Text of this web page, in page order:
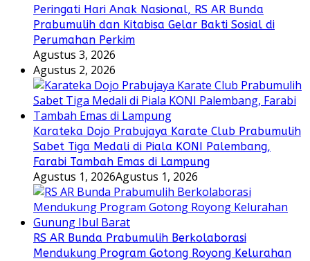
Peringati Hari Anak Nasional, RS AR Bunda
Prabumulih dan Kitabisa Gelar Bakti Sosial di
Perumahan Perkim
Agustus 3, 2026
Agustus 2, 2026
Karateka Dojo Prabujaya Karate Club Prabumulih
Sabet Tiga Medali di Piala KONI Palembang,
Farabi Tambah Emas di Lampung
Agustus 1, 2026Agustus 1, 2026
RS AR Bunda Prabumulih Berkolaborasi
Mendukung Program Gotong Royong Kelurahan